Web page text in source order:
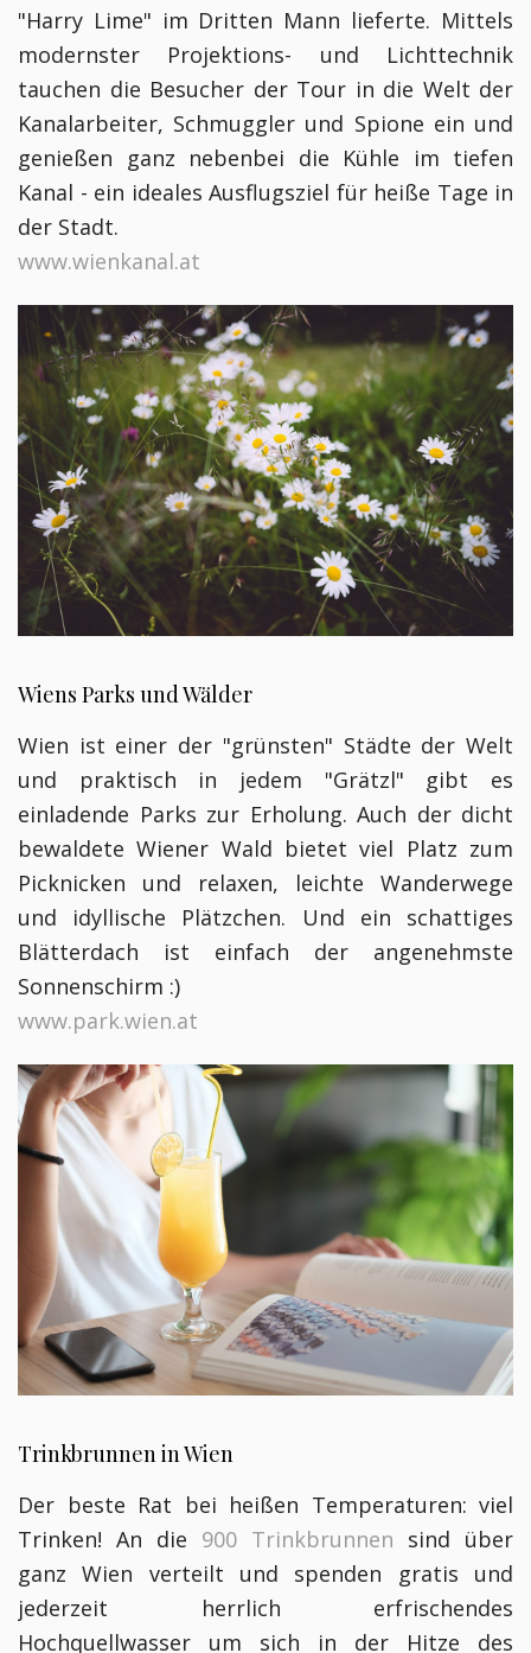
"Harry Lime" im Dritten Mann lieferte. Mittels
modernster Projektions- und Lichttechnik
tauchen die Besucher der Tour in die Welt der
Kanalarbeiter, Schmuggler und Spione ein und
genießen ganz nebenbei die Kühle im tiefen
Kanal - ein ideales Ausflugsziel für heiße Tage in
der Stadt.
www.wienkanal.at
Wiens Parks und Wälder
Wien ist einer der "grünsten" Städte der Welt
und praktisch in jedem "Grätzl" gibt es
einladende Parks zur Erholung. Auch der dicht
bewaldete Wiener Wald bietet viel Platz zum
Picknicken und relaxen, leichte Wanderwege
und idyllische Plätzchen. Und ein schattiges
Blätterdach ist einfach der angenehmste
Sonnenschirm :)
www.park.wien.at
Trinkbrunnen in Wien
Der beste Rat bei heißen Temperaturen: viel
Trinken! An die 900 Trinkbrunnen sind über
ganz Wien verteilt und spenden gratis und
jederzeit herrlich erfrischendes
Hochquellwasser um sich in der Hitze des